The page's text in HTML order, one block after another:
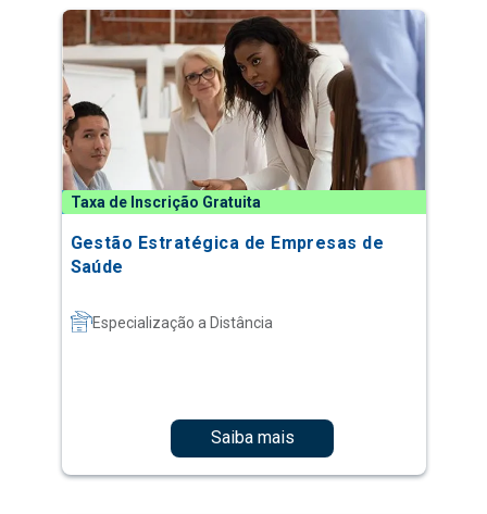
Taxa de Inscrição Gratuita
Gestão Estratégica de Empresas de
Saúde
Especialização a Distância
Saiba mais